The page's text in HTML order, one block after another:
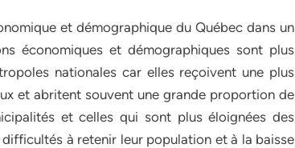
et démographique du Québec dans un
économiques et démographiques sont plus
nationales car elles reçoivent une plus
et abritent souvent une grande proportion de
et celles qui sont plus éloignées des
à retenir leur population et à la baisse